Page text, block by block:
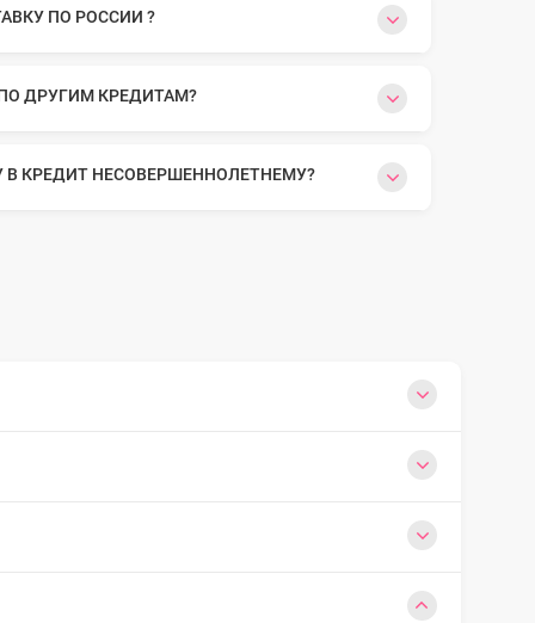
ПО РОССИИ ?
ДРУГИМ КРЕДИТАМ?
КРЕДИТ НЕСОВЕРШЕННОЛЕТНЕМУ?